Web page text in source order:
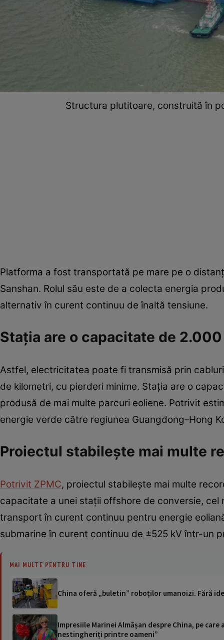
Structura plutitoare, construită în
Platforma a fost transportată pe mare pe o
Sanshan. Rolul său este de a colecta energia
alternativ în curent continuu de înaltă tensiune.
Stația are o capacitate de
Astfel, electricitatea poate fi transmisă prin
de kilometri, cu pierderi minime. Stația are o
produsă de mai multe parcuri eoliene. Potrivit
energie verde către regiunea Guangdong–Hong
Proiectul stabilește mai multe
Potrivit ZPMC, proiectul stabilește mai multe
capacitate a unei stații offshore de conversie,
transport în curent continuu pentru energie
submarine în curent continuu de ±525 kV într-un
MAI MULTE PENTRU TINE
China oferă „buletin” roboților umanoizi. Fără
Impresiile Marinei Almășan despre China, pe
nestingheriți printre oameni”